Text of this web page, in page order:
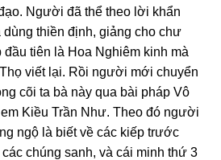
Người đã thể theo lời khẩn
thiền định, giảng cho chư
tiên là Hoa Nghiêm kinh mà
viết lại. Rồi người mới chuyển
cõi ta bà này qua bài pháp Vô
Kiều Trần Như. Theo đó người
ngộ là biết về các kiếp trước
chúng sanh, và cái minh thứ 3